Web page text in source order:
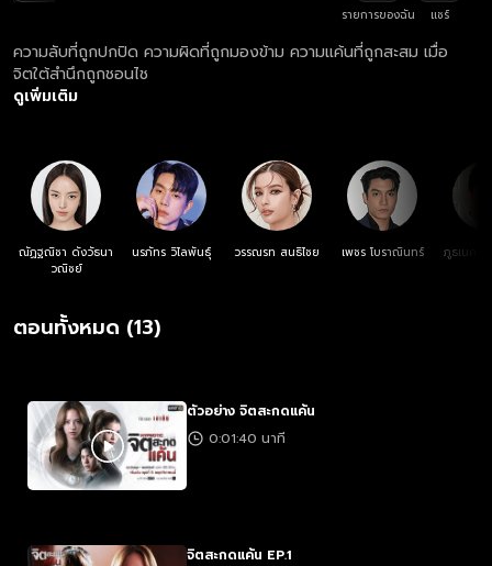
รายการของฉัน
แชร์
ความลับที่ถูกปกปิด ความผิดที่ถูกมองข้าม ความแค้นที่ถูกสะสม เมื่อ
จิตใต้สำนึกถูกชอนไช
ดูเพิ่มเติม
ณัฏฐณิชา ดังวัธนา
วณิชย์
นรภัทร วิไลพันธุ์ วรรณรท สนธิไชย เพชร โบราณินทร์ ภูธเนศ
ตอนทั้งหมด (13)
ตัวอย่าง จิตสะกดแค้น
0:01:40 นาที
จิตสะกดแค้น EP.1